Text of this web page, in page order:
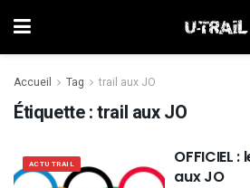
Accueil Tag trail aux JO
Étiquette :trail aux JO
ACTU TRAIL
OFFICIEL
aux JO